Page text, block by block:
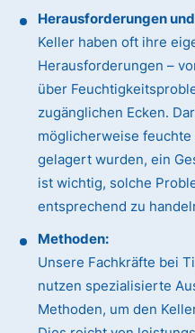
Herausforderungen
Keller haben oft ihre
Herausforderungen –
über
zugänglichen Ecken.
möglicherweise feuchte
gelagert wurden, ein
ist wichtig, solche
entsprechend zu
Methoden:
Unsere Fachkräfte bei
nutzen spezialisierte
Methoden, um den